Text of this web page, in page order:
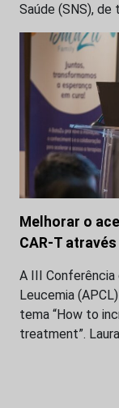
Saúde (SNS),
Melhorar o
CAR-T
A III Conferência
Leucemia
tema “How to
treatment”.